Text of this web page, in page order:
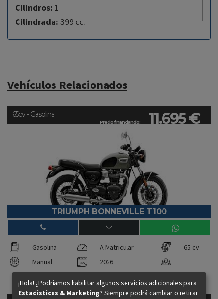
Cilindros: 1
Cilindrada: 399 cc.
Vehículos Relacionados
Precio financiando: 11.695 €
65cv - Gasolina
TRIUMPH BONNEVILLE T100
Gasolina A Matricular
65 cv
Manual
2026
¡Hola! ¿Podríamos habilitar algunos servicios adicionales para
Estadisticas & Marketing? Siempre podrá cambiar o retirar